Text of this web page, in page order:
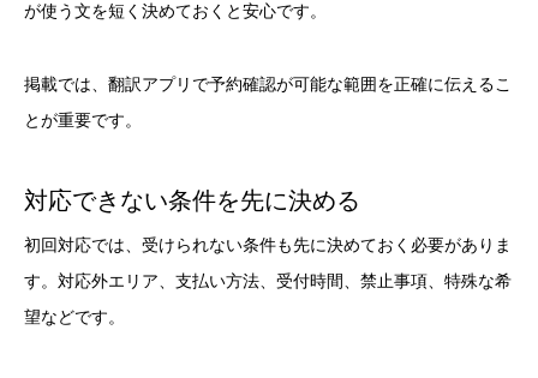
が使う文を短く決めておくと安心です。
掲載では、翻訳アプリで予約確認が可能な範囲を正確に伝えるこ
とが重要です。
対応できない条件を先に決める
初回対応では、受けられない条件も先に決めておく必要がありま
す。対応外エリア、支払い方法、受付時間、禁止事項、特殊な希
望などです。